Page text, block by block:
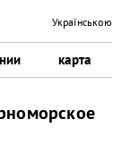
карта
Українською